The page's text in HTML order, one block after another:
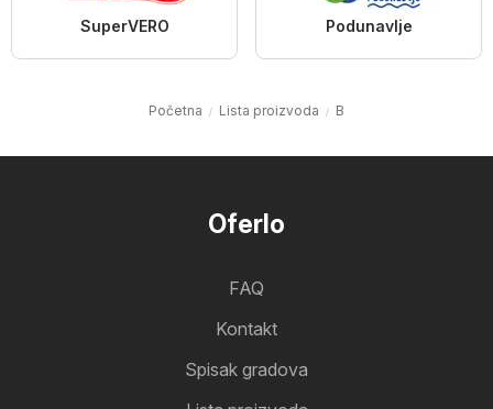
SuperVERO Podunavlje
Početna Lista proizvoda B
Oferlo
FAQ
Kontakt
Spisak gradova